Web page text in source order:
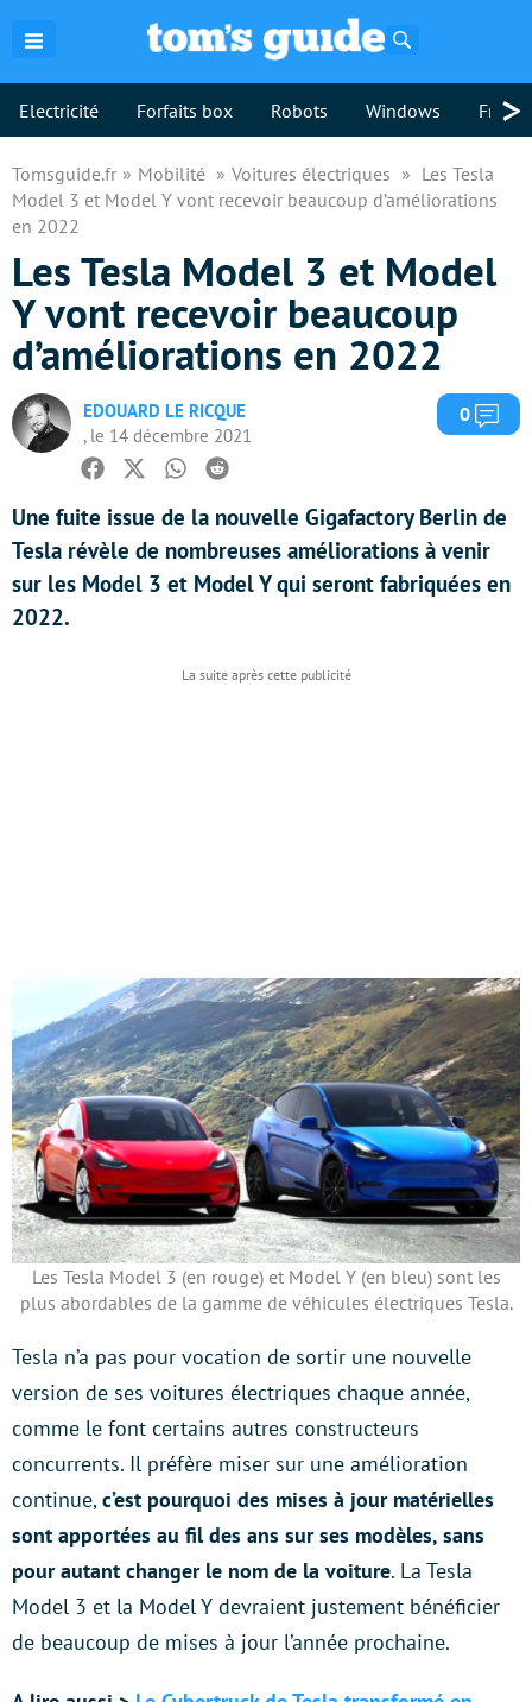
Electricité Forfaits box Robots Windows >
Tomsguide.fr Mobilité Voitures électriques
Les Tesla
Model 3 et Model Y vont recevoir beaucoup d’améliorations
en 2022
Les Tesla Model 3 et Model
Y vont recevoir beaucoup
d’améliorations en 2022
EDOUARD LE RICQUE
, le 14 décembre 2021
0
Facebook
TwitterWhatsapp
Reddit
Une fuite issue de la nouvelle Gigafactory Berlin de
Tesla révèle de nombreuses améliorations à venir
sur les Model 3 et Model Y qui seront fabriquées en
2022.
Les Tesla Model 3 (en rouge) et Model Y (en bleu) sont les
plus abordables de la gamme de véhicules électriques Tesla.
Tesla n’a pas pour vocation de sortir une nouvelle
version de ses voitures électriques chaque année,
comme le font certains autres constructeurs
concurrents. Il préfère miser sur une amélioration
continue,c’est pourquoi des mises à jour matérielles
sont apportées au fil des ans sur ses modèles, sans
pour autant changer le nom de la voiture. La Tesla
Model 3 et la Model Y devraient justement bénéficier
de beaucoup de mises à jour l’année prochaine.